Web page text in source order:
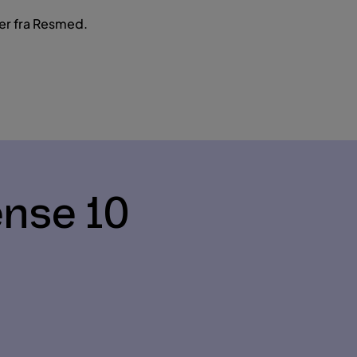
fra Resmed.
10